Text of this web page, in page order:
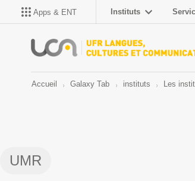
Apps & ENT Instituts
Accueil Galaxy Tab instituts Les
UMR